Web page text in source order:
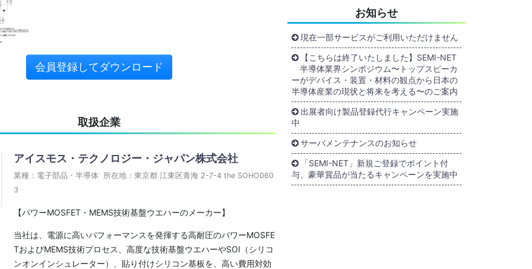
会員登録してダウンロード
取扱企業
アイスモス・テクノロジー・ジャパン株式会社
業種：電子部品・半導体 所在地：東京都 江東区青海 2-7-4 the SOHO060
3
【パワーMOSFET・MEMS技術基盤ウエハーのメーカー】
当社は、電源に高いパフォーマンスを発揮する高耐圧のパワーMOSFE
TおよびMEMS技術プロセス、高度な技術基盤ウエハーやSOI（シリコ
ンオンインシュレーター）、貼り付けシリコン基板を、高い費用対効
お知らせ
現在一部サービスがご利用いただけません
【こちらは終了いたしました】SEMI-NET
半導体業界シンポジウム〜トップスピーカ
ーがデバイス・装置・材料の観点から日本の
半導体産業の現状と将来を考える〜のご案内
出展者向け製品登録代行キャンペーン実施
中
サーバメンテナンスのお知らせ
「SEMI-NET」新規ご登録でポイント付
与、豪華賞品が当たるキャンペーンを実施中